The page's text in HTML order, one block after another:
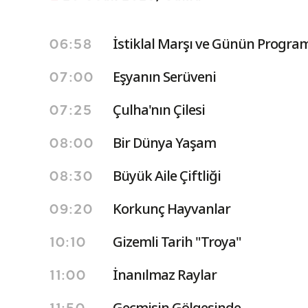
06:58 İstiklal Marşı ve Günün Program
07:00 Eşyanın Serüveni
07:25 Çulha'nın Çilesi
08:00 Bir Dünya Yaşam
08:30 Büyük Aile Çiftliği
09:20 Korkunç Hayvanlar
10:10 Gizemli Tarih "Troya"
11:00 İnanılmaz Raylar